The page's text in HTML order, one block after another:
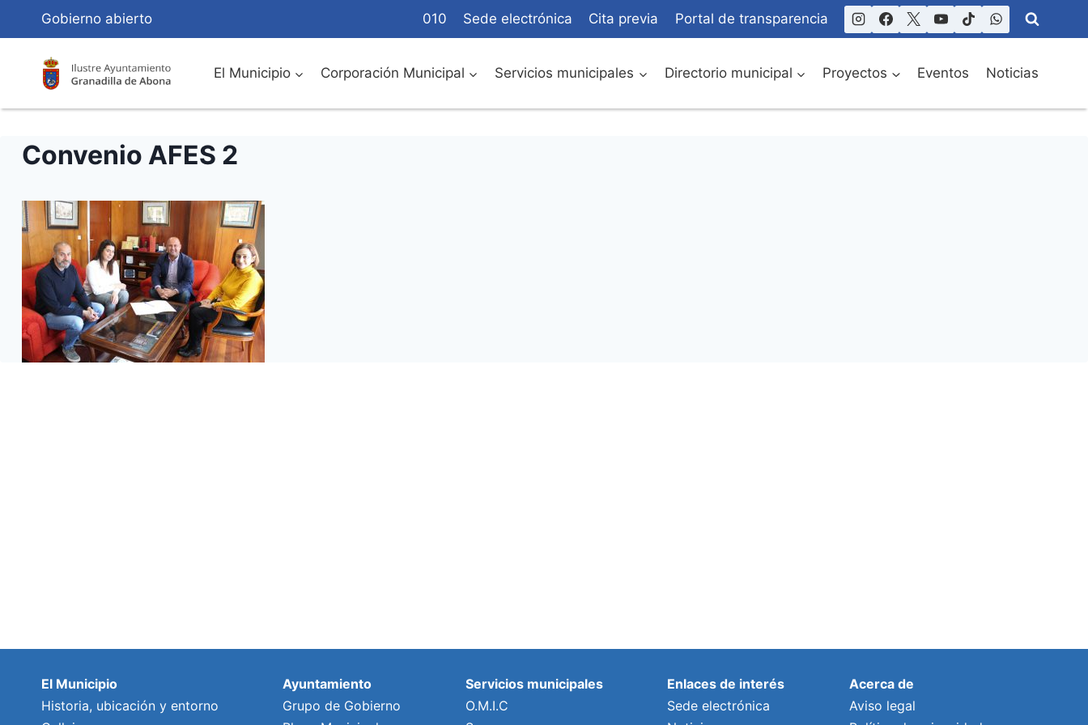
Contenido
Gobierno abierto 010 Sede electrónica Cita previa Portal de transparencia
El Municipio Corporación Municipal Servicios municipales Directorio municipal Proyectos Eventos Noticias
Convenio AFES 2
El Municipio
Historia, ubicación y entorno
Ayuntamiento
Grupo de Gobierno
Servicios municipales
O.M.I.C
Enlaces de interés
Sede electrónica
Acerca de
Aviso legal